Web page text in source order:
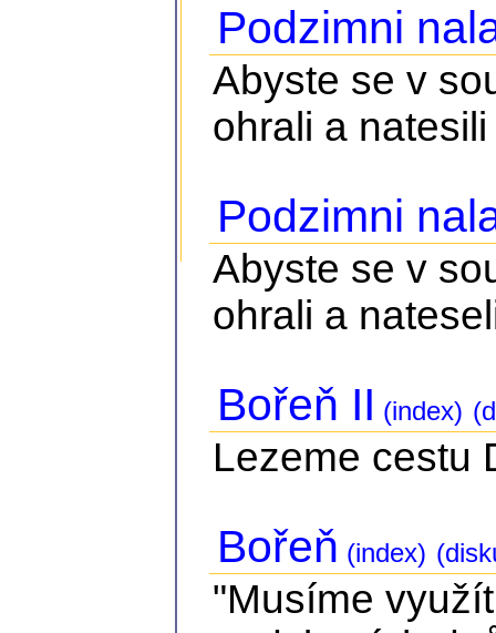
Podzimni
Abyste se v
ohrali a
Podzimni
Abyste se v
ohrali a
Bořeň II (index)
Lezeme cestu
Bořeň (index)
"Musíme